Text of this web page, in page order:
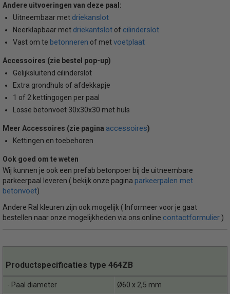
Andere uitvoeringen van deze paal:
Uitneembaar met driekanslot
Neerklapbaar met driekantslot of cilinderslot
Vast om te betonneren of metvoetplaat
Accessoires (zie bestel pop-up)
Gelijksluitend cilinderslot
Extra grondhuls of afdekkapje
1 of 2 kettingogen per paal
Losse betonvoet 30x30x30 met huls
Meer Accessoires (zie pagina accessoires)
Kettingen en toebehoren
Ook goed om te weten
Wij kunnen je ook een prefab betonpoer bij de uitneembare
parkeerpaal leveren ( bekijk onze pagina parkeerpalen met
betonvoet)
Andere Ral kleuren zijn ook mogelijk ( Informeer voor je gaat
bestellen naar onze mogelijkheden via ons online contactformulier )
Productspecificaties type 464ZB
- Paal diameter Ø60 x 2,5 mm